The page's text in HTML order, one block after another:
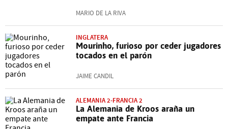
MARIO DE LA RIVA
INGLATERA
Mourinho, furioso por ceder jugadores
tocados en el parón
JAIME CANDIL
ALEMANIA 2-FRANCIA 2
La Alemania de Kroos araña un
empate ante Francia